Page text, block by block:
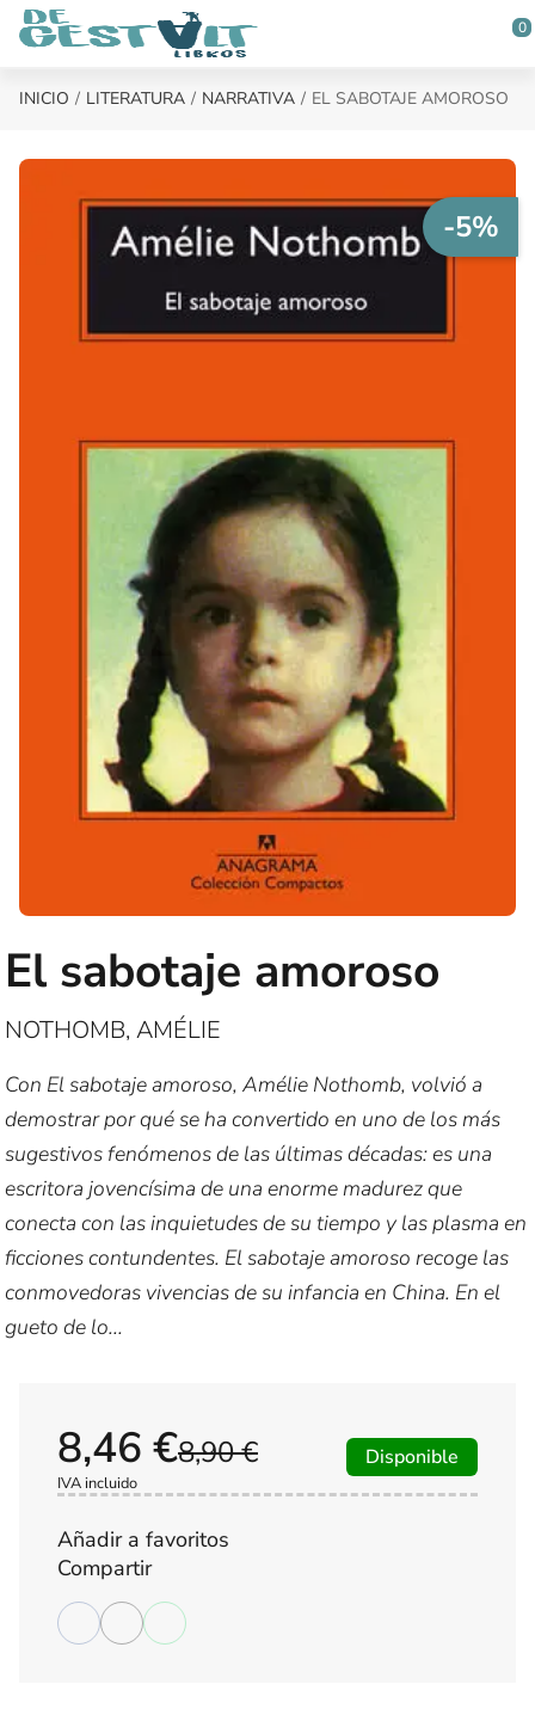
Saltar al contenido principal
0
INICIO LITERATURA NARRATIVA EL SABOTAJE AMOROSO
-5%
El sabotaje amoroso
NOTHOMB, AMÉLIE
Con El sabotaje amoroso, Amélie Nothomb, volvió a
demostrar por qué se ha convertido en uno de los más
sugestivos fenómenos de las últimas décadas: es una
escritora jovencísima de una enorme madurez que
conecta con las inquietudes de su tiempo y las plasma en
ficciones contundentes. El sabotaje amoroso recoge las
conmovedoras vivencias de su infancia en China. En el
gueto de lo...
8,90 €
8,46 €
IVA incluido
Disponible
Añadir a favoritos
Compartir